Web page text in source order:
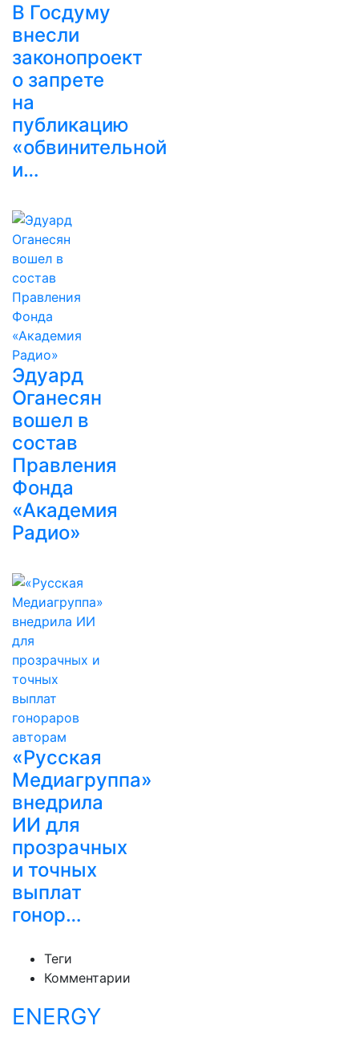
В Госдуму
внесли
законопроект
о запрете
на
публикацию
«обвинительной
и…
Эдуард
Оганесян
вошел в
состав
Правления
Фонда
«Академия
Радио»
«Русская
Медиагруппа»
внедрила
ИИ для
прозрачных
и точных
выплат
гонор…
Теги
Комментарии
ENERGY